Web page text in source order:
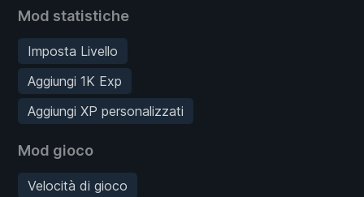
Mod statistiche
Imposta Livello
Aggiungi 1K Exp
Aggiungi XP personalizzati
Mod gioco
Velocità di gioco